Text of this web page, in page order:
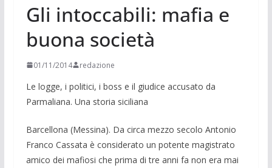
Gli intoccabili: mafia e
buona società
01/11/2014 redazione
Le logge, i politici, i boss e il giudice accu­sato da
Parmaliana. Una storia si­ciliana
Barcellona (Messina). Da circa mezzo secolo Antonio
Franco Cassata è consi­derato un potente magistrato
amico dei mafiosi che prima di tre anni fa non era mai